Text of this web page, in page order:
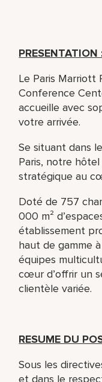
PRESENTATION
Le Paris Marriott
Conference
accueille avec
votre arrivée.
Se situant dans
Paris, notre
stratégique au
Doté de 757
000 m²
établissement
haut de gamme
équipes
cœur d’offrir un
clientèle variée.
RESUME DU
Sous les
et dans le